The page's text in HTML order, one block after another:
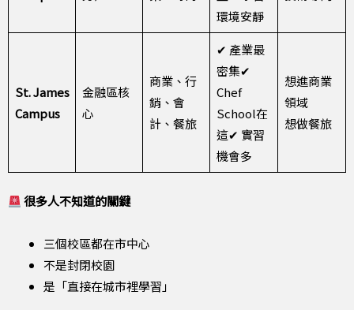
環境安靜
St. James
Campus
金融區核
心
商業、行
銷、會
計、餐旅
✔ 產業最
密集✔
Chef
School在
這✔ 實習
機會多
想進商業
領域
想做餐旅
很多人不知道的關鍵
三個校區都在市中心
不是封閉校園
是「直接在城市裡學習」